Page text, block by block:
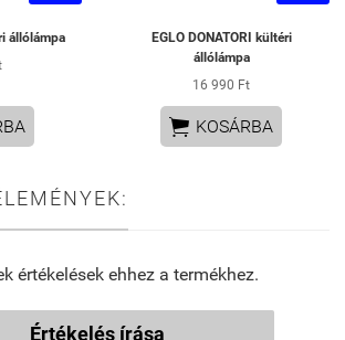
állólámpa
EGLO DONATORI kültéri
állólámpa
16 990 Ft
 KOSÁRBA
értékelések ehhez a termékhez.
Értékelés írása